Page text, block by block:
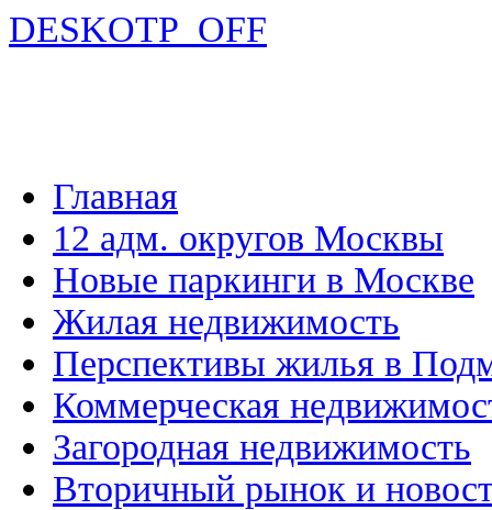
DESKOTP_OFF
Главная
12 адм. округов Москвы
Новые паркинги в Москве
Жилая недвижимость
Перспективы жилья в
Коммерческая
Загородная недвижимость
Вторичный рынок и